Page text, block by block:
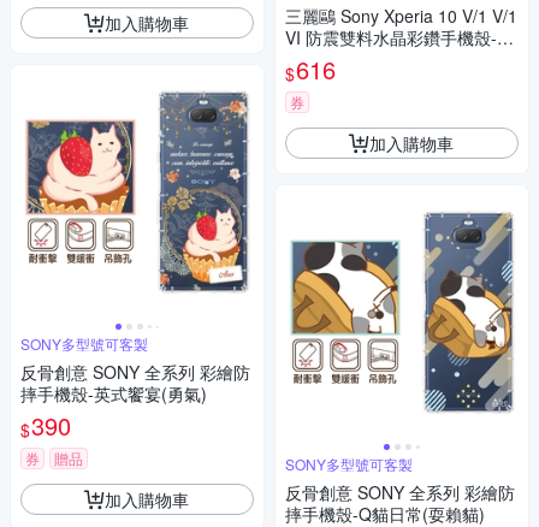
加入購物車
SONY多型號可客製
反骨創意 SONY 全系列 彩繪防
摔手機殼-英式饗宴(勇氣)
$390
券 贈品
加入購物車
三麗鷗 Sony Xperia 10 V/1 V/1
VI 防震雙料水晶彩鑽手機殼-香
水布丁狗
$616
券
加入購物車
SONY多型號可客製
反骨創意 SONY 全系列 彩繪防
摔手機殼-Q貓日常(耍賴貓)